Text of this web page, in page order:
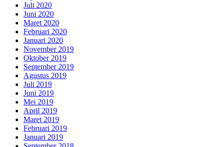
Juli 2020
Juni 2020
Maret 2020
Februari 2020
Januari 2020
November 2019
Oktober 2019
September 2019
Agustus 2019
Juli 2019
Juni 2019
Mei 2019
April 2019
Maret 2019
Februari 2019
Januari 2019